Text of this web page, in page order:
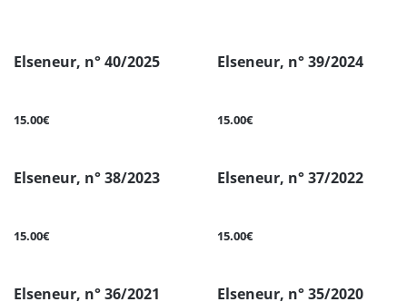
Elseneur, n° 40/2025
15.00€
Elseneur, n° 39/2024
15.00€
Elseneur, n° 38/2023
15.00€
Elseneur, n° 37/2022
15.00€
Elseneur, n° 36/2021 Elseneur, n° 35/2020